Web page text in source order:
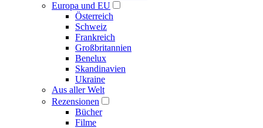
Europa und EU
Österreich
Schweiz
Frankreich
Großbritannien
Benelux
Skandinavien
Ukraine
Aus aller Welt
Rezensionen
Bücher
Filme